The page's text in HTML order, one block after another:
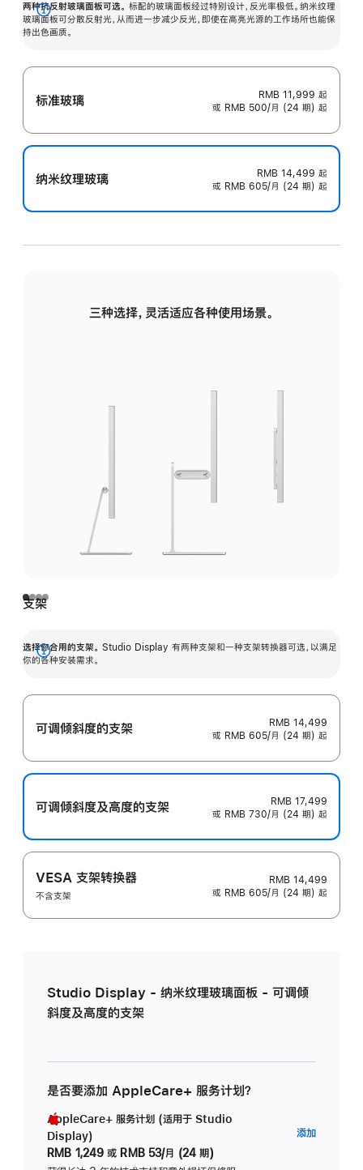
两种抗反射玻璃面板可选。 标配的玻璃面板经过特别设计，反光率极低。纳米纹理
玻璃面板可分散反射光，从而进一步减少反光，即使在高亮光源的工作场所也能保
持出色画质。
展
开
标准玻璃 RMB 11,999 起
或 RMB 500/月 (24 期) 起
纳米纹理玻璃 RMB 14,499 起
或 RMB 605/月 (24 期) 起
三种选择，灵活适应各种使用场景。
支架
选择你合用的支架。 Studio Display 有两种支架和一种支架转换器可选，以满足
你的各种安装需求。
展
可调倾斜度的支架
RMB 14,499
或 RMB 605/月 (24 期) 起
可调倾斜度及高‍度的支‍架
RMB 17,499
或 RMB 730/月 (24 期) 起
VESA 支架转换器
不含支架
RMB 14,499
或 RMB 605/月 (24 期) 起
Studio Display - 纳米纹理玻璃面板 - 可调倾
斜度及高度的支架
是否要添加 AppleCare+ 服务计划？
AppleCare+ 服务计划 (适用于 Studio
Display)
RMB 1,249 或 RMB 53/月 (24 期)
添加